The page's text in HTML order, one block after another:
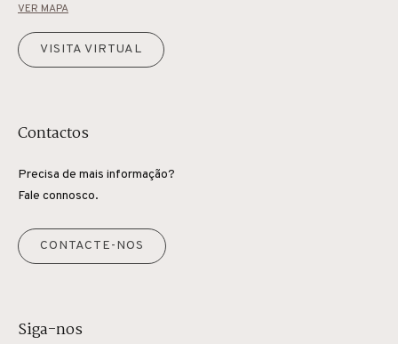
VER MAPA
VISITA VIRTUAL
Contactos
Precisa de mais informação?
Fale connosco.
CONTACTE-NOS
Siga-nos